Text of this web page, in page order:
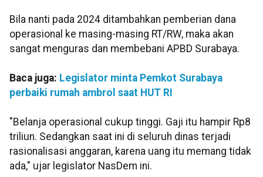
Bila nanti pada 2024 ditambahkan pemberian dana
operasional ke masing-masing RT/RW, maka akan
sangat menguras dan membebani APBD Surabaya.
Baca juga: Legislator minta Pemkot Surabaya
perbaiki rumah ambrol saat HUT RI
"Belanja operasional cukup tinggi. Gaji itu hampir Rp8
triliun. Sedangkan saat ini di seluruh dinas terjadi
rasionalisasi anggaran, karena uang itu memang tidak
ada," ujar legislator NasDem ini.